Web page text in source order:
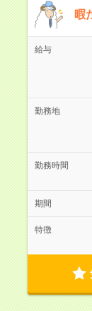
暇
給与
勤務地
勤務時間
期間
特徴